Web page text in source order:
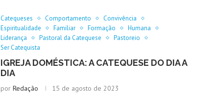
Catequeses Comportamento
Convivência
Espiritualidade
Familiar Formação
Humana
Liderança
Pastoral da Catequese
Pastoreio
Ser Catequista
IGREJA DOMÉSTICA: A CATEQUESE DO DIA A
DIA
por Redação 15 de agosto de 2023